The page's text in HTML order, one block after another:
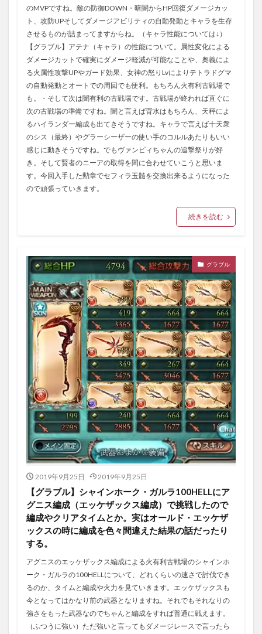
のMVPですね。敵の防御DOWN・暗闇からHP回復ダメージカッ
ト、攻防UPそしてダメージアビリティの自動発動とキャラを生存
させるものが詰まってますからね。（キャラ性能については↓）
【グラブル】アテナ（キャラ）の性能について。属性変化による
ダメージカットで確実にダメージ軽減が可能なことや、奥義によ
る火属性攻撃UPやガード効果、女神の怒りLvによりテトラドグマ
の自動発動とオートでの周回でも便利。もちろん火有利古戦場で
も。・そして次は闇有利の古戦場です。古戦場が終われば直ぐに
次の古戦場の準備ですね。闇と言えば背水はもちろん、天秤によ
るハイランダー編成も出てきそうですね。キャラで言えば十天衆
のシス（最終）やグラーシーザーの使い手のコルルあたりもいい
感じに動きそうですね。でもヴァンピィちゃんの追撃祭りが好
き。そして賢者のニーアの取得を間に合わせていこうと思いま
す。今回入手した勲章でセフィラ玉髄を交換出来るようになった
ので頑張っていきます。
続きを読む
グラブル
2019年9月25日 2019年9月25日
【グラブル】シャインホーク・ガルラ100HELLにア
グニス編成（エッケザックス編成）で挑戦したので
編成やクリアタイムとか。実はオールド・エッケザ
ックスの時に編成を色々間違えた結果の話だったり
する。
アグニスのエッケザックス編成による火有利古戦場のシャインホ
ーク・ガルラの100HELLについて、どれくらいの速さで討伐でき
るのか、タイムと編成や火力を見ていきます。エッケザックスも
今となってはかなり前の武器となりますね。それでもそれなりの
強さをもった武器なのでちゃんと編成をすれば普通に戦えます。
（ふつうに強い）ただ強いと言ってもダメージレースで言ったら